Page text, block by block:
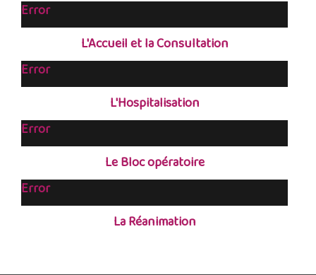
Error
L'Accueil et la Consultation
Error
L'Hospitalisation
Error
Le Bloc opératoire
Error
La Réanimation